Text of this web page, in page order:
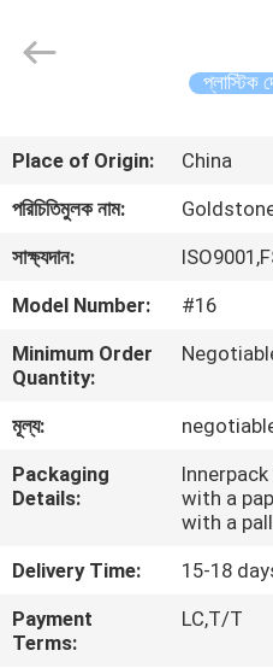
পণ্য
আমাদের
কারখানা
গুণমান
নিয়ন্ত্রণ
Jiaxing
Co.,Ltd.
প্লাস্টিক
Place of Origin:
China
পরিচিতিমুলক নাম:
সাক্ষ্যদান:
Model Number:
#16
Minimum Order
Quantity:
মূল্য:
Packaging
Details:
with a
with a
Delivery Time:
15-18
Payment
Terms:
LC,T/T